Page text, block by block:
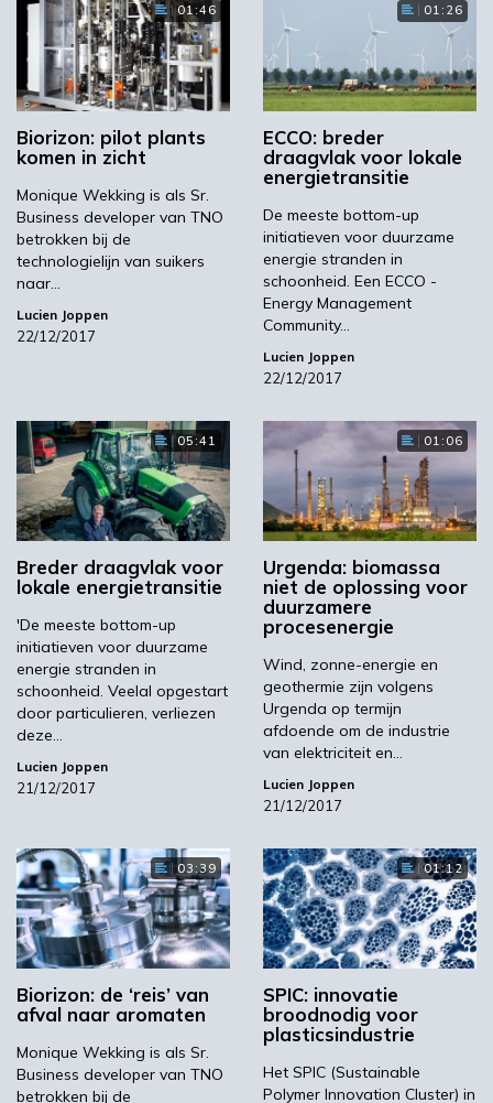
01:46
Biorizon: pilot plants
komen in zicht
Monique Wekking is als Sr.
Business developer van TNO
betrokken bij de
technologielijn van suikers
naar…
Lucien Joppen
22/12/2017
01:26
ECCO: breder
draagvlak voor lokale
energietransitie
De meeste bottom-up
initiatieven voor duurzame
energie stranden in
schoonheid. Een ECCO -
Energy Management
Community…
Lucien Joppen
22/12/2017
05:41
Breder draagvlak voor
lokale energietransitie
'De meeste bottom-up
initiatieven voor duurzame
energie stranden in
schoonheid. Veelal opgestart
door particulieren, verliezen
deze…
Lucien Joppen
21/12/2017
01:06
Urgenda: biomassa
niet de oplossing voor
duurzamere
procesenergie
Wind, zonne-energie en
geothermie zijn volgens
Urgenda op termijn
afdoende om de industrie
van elektriciteit en…
Lucien Joppen
21/12/2017
03:39
Biorizon: de ‘reis’ van
afval naar aromaten
Monique Wekking is als Sr.
Business developer van TNO
betrokken bij de
01:12
SPIC: innovatie
broodnodig voor
plasticsindustrie
Het SPIC (Sustainable
Polymer Innovation Cluster) in